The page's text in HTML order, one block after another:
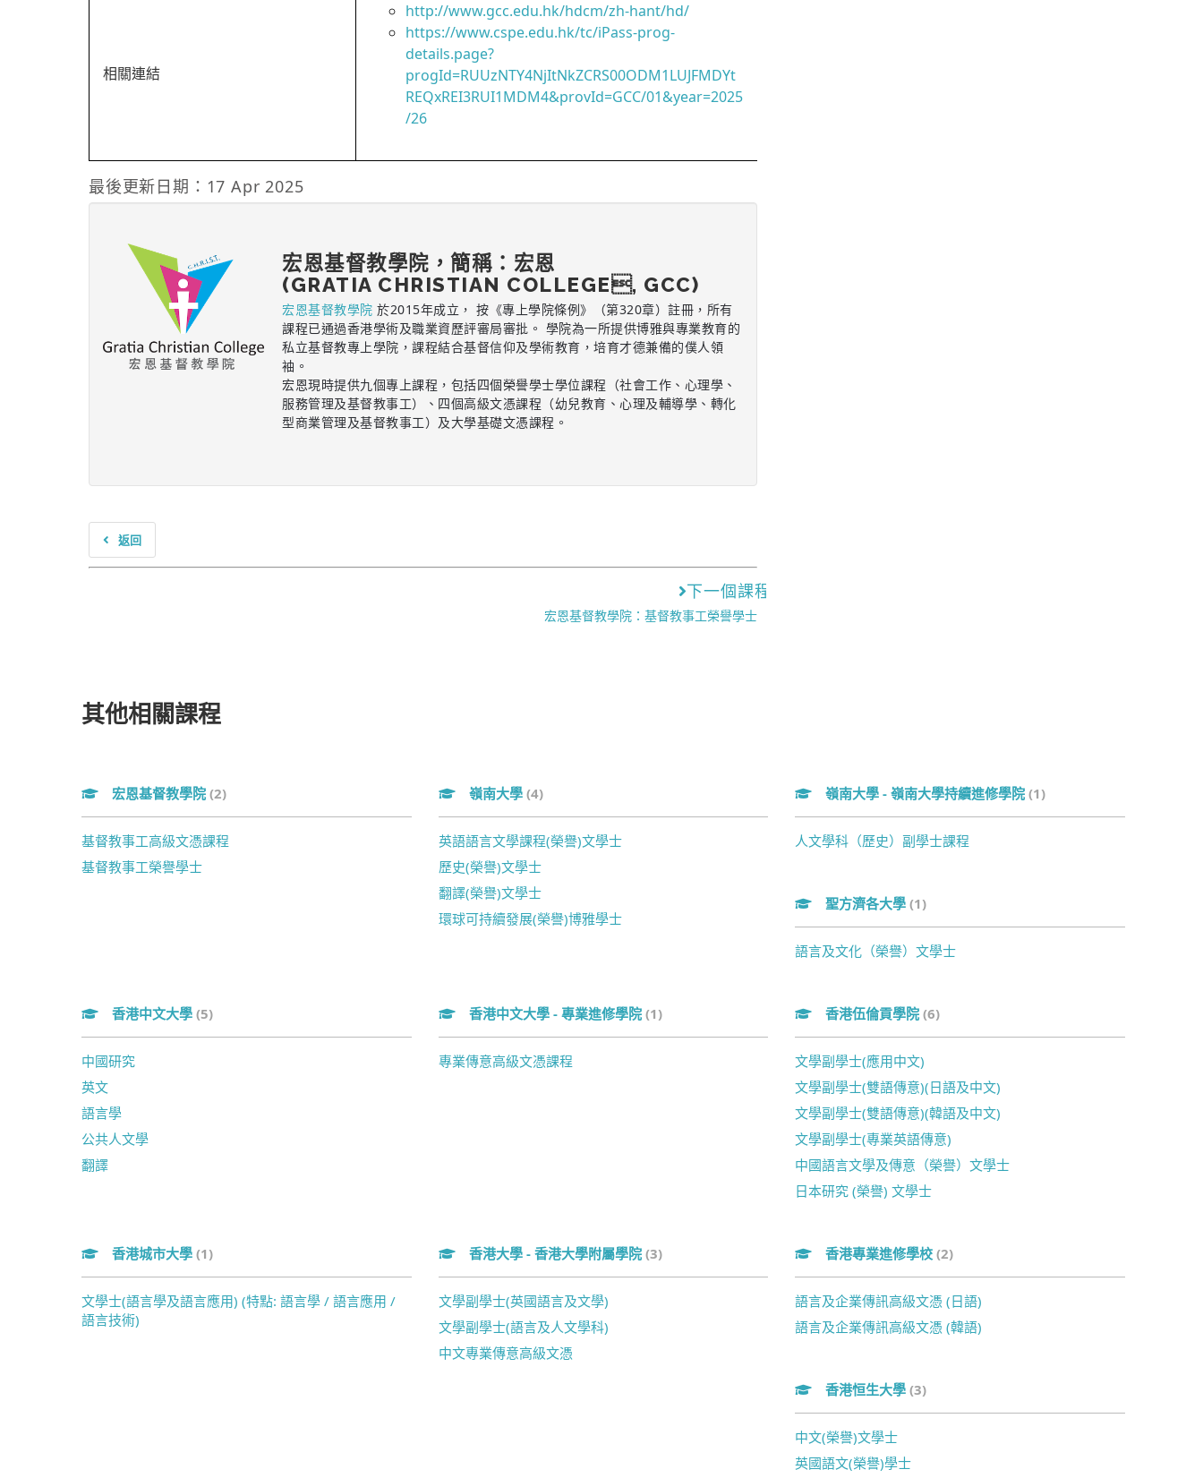
相關連結
http://www.gcc.edu.hk/hdcm/zh-hant/hd/
https://www.cspe.edu.hk/tc/iPass-prog-
details.page?
progId=RUUzNTY4NjItNkZCRS00ODM1LUJFMDYt
REQxREI3RUI1MDM4&provId=GCC/01&year=2025
/26
最後更新日期：17 Apr 2025
宏恩基督教學院，簡稱：宏恩
(GRATIA CHRISTIAN COLLEGE, GCC)
宏恩基督教學院 於2015年成立， 按《專上學院條例》（第320章）註冊，所有
課程已通過香港學術及職業資歷評審局審批。 學院為一所提供博雅與專業教育的
私立基督教專上學院，課程結合基督信仰及學術教育，培育才德兼備的僕人領
袖。
宏恩現時提供九個專上課程，包括四個榮譽學士學位課程（社會工作、心理學、
服務管理及基督教事工）、四個高級文憑課程（幼兒教育、心理及輔導學、轉化
型商業管理及基督教事工）及大學基礎文憑課程。
返回
下一個課程
宏恩基督教學院：基督教事工榮譽學士
其他相關課程
宏恩基督教學院 (2)
基督教事工高級文憑課程
基督教事工榮譽學士
嶺南大學 (4)
英語語言文學課程(榮譽)文學士
歷史(榮譽)文學士
翻譯(榮譽)文學士
環球可持續發展(榮譽)博雅學士
嶺南大學 - 嶺南大學持續進修學院(1)
人文學科（歷史）副學士課程
聖方濟各大學(1)
語言及文化（榮譽）文學士
香港中文大學 (5)
中國研究
英文
語言學
公共人文學
翻譯
香港中文大學 - 專業進修學院 (1)
專業傳意高級文憑課程
香港伍倫貢學院(6)
文學副學士(應用中文)
文學副學士(雙語傳意)(日語及中文)
文學副學士(雙語傳意)(韓語及中文)
文學副學士(專業英語傳意)
中國語言文學及傳意（榮譽）文學士
日本研究 (榮譽) 文學士
香港城市大學 (1)
文學士(語言學及語言應用) (特點: 語言學 / 語言應用 /
語言技術)
香港大學 - 香港大學附屬學院 (3)
文學副學士(英國語言及文學)
文學副學士(語言及人文學科)
中文專業傳意高級文憑
香港專業進修學校(2)
語言及企業傳訊高級文憑 (日語)
語言及企業傳訊高級文憑 (韓語)
香港恒生大學(3)
中文(榮譽)文學士
英國語文(榮譽)學士